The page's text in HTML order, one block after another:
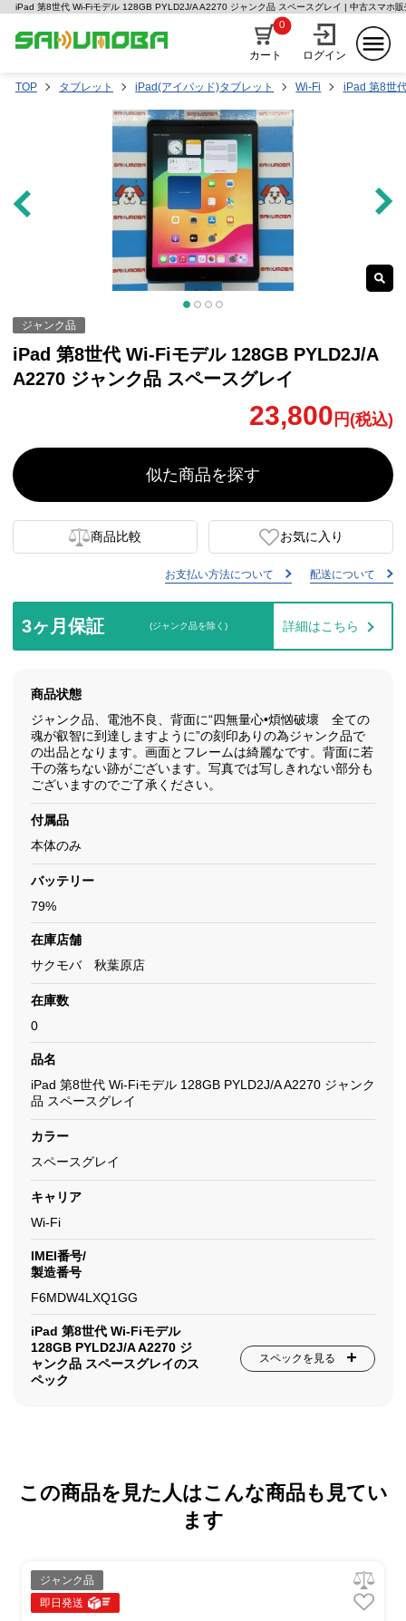
iPad 第8世代 Wi-Fiモデル 128GB PYLD2J/A A2270 ジャンク品 スペースグレイ | 中古スマホ販
カート
0
ログイン
TOP タブレット iPad(アイパッド)タブレット Wi-Fi iPad 第8世
ジャンク品
iPad 第8世代 Wi-Fiモデル 128GB PYLD2J/A
A2270 ジャンク品 スペースグレイ
23,800 円(税込)
似た商品を探す
商品比較 お気に入り
お支払い方法について 配送について
3ヶ月保証 (ジャンク品を除く) 詳細はこちら
商品状態
ジャンク品、電池不良、背面に“四無量心•煩忷破壞 全ての
魂が叡智に到達しますように”の刻印ありの為ジャンク品で
の出品となります。画面とフレームは綺麗なです。背面に若
干の落ちない跡がございます。写真では写しきれない部分も
ございますのでご了承ください。
付属品
本体のみ
バッテリー
79%
在庫店舗
サクモバ 秋葉原店
在庫数
0
品名
iPad 第8世代 Wi-Fiモデル 128GB PYLD2J/A A2270 ジャンク
品 スペースグレイ
カラー
スペースグレイ
キャリア
Wi-Fi
IMEI番号/
製造番号
F6MDW4LXQ1GG
iPad 第8世代 Wi-Fiモデル
128GB PYLD2J/A A2270 ジ
ャンク品 スペースグレイのス
ペック
スペックを見る
この商品を見た人はこんな商品も見てい
ます
ジャンク品
即日発送